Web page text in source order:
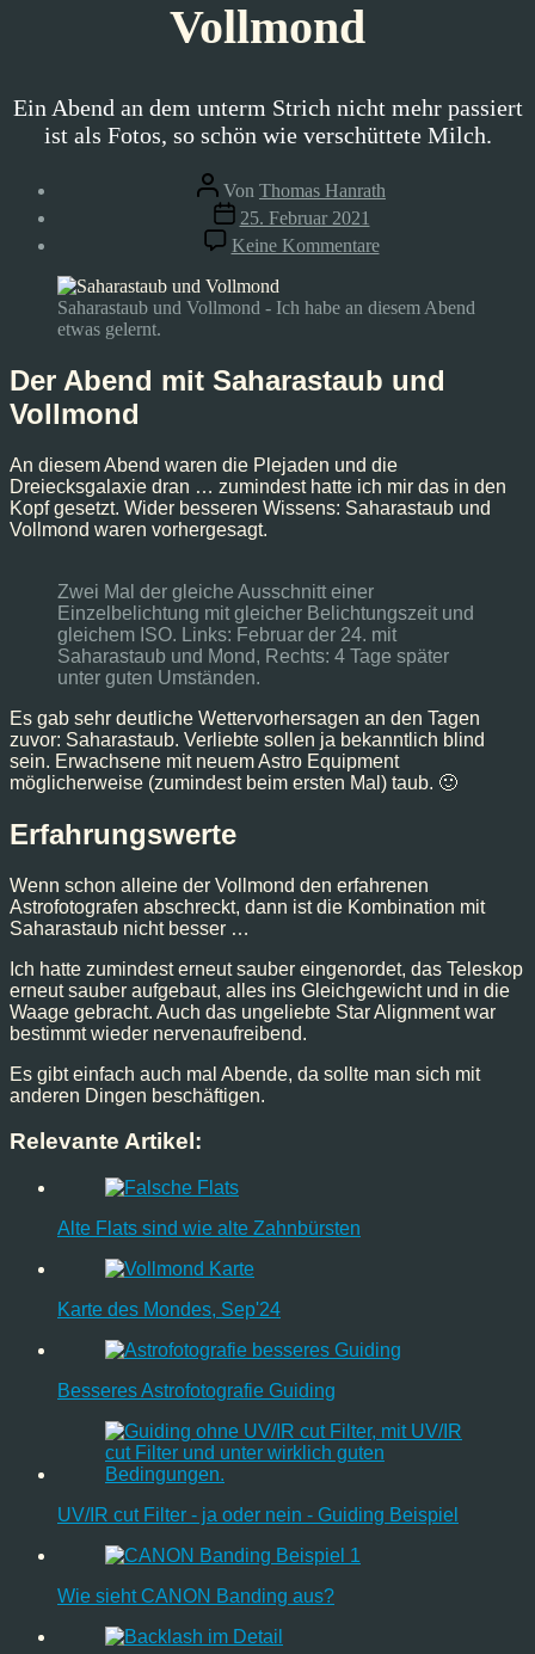
Vollmond
Ein Abend an dem unterm Strich nicht mehr passiert
ist als Fotos, so schön wie verschüttete Milch.
Beitragsautor
Von Thomas Hanrath
Veröffentlichungsdatum
25. Februar 2021
Keine Kommentarezu
Saharastaub
Vollmond
Saharastaub und Vollmond - Ich habe an diesem Abend
etwas gelernt.
Der Abend mit Saharastaub und
Vollmond
An diesem Abend waren die Plejaden und die
Dreiecksgalaxie dran … zumindest hatte ich mir das in den
Kopf gesetzt. Wider besseren Wissens: Saharastaub und
Vollmond waren vorhergesagt.
Zwei Mal der gleiche Ausschnitt einer
Einzelbelichtung mit gleicher Belichtungszeit und
gleichem ISO. Links: Februar der 24. mit
Saharastaub und Mond, Rechts: 4 Tage später
unter guten Umständen.
Es gab sehr deutliche Wettervorhersagen an den Tagen
zuvor: Saharastaub. Verliebte sollen ja bekanntlich blind
sein. Erwachsene mit neuem Astro Equipment
möglicherweise (zumindest beim ersten Mal) taub. 🙂
Erfahrungswerte
Wenn schon alleine der Vollmond den erfahrenen
Astrofotografen abschreckt, dann ist die Kombination mit
Saharastaub nicht besser …
Ich hatte zumindest erneut sauber eingenordet, das Teleskop
erneut sauber aufgebaut, alles ins Gleichgewicht und in die
Waage gebracht. Auch das ungeliebte Star Alignment war
bestimmt wieder nervenaufreibend.
Es gibt einfach auch mal Abende, da sollte man sich mit
anderen Dingen beschäftigen.
Relevante Artikel:
Alte Flats sind wie alte Zahnbürsten
Karte des Mondes, Sep'24
Besseres Astrofotografie Guiding
UV/IR cut Filter - ja oder nein - Guiding Beispiel
Wie sieht CANON Banding aus?